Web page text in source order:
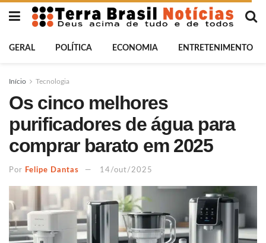
GERAL POLÍTICA ECONOMIA ENTRETENIMENTO
Início Tecnologia
Os cinco melhores
purificadores de água para
comprar barato em 2025
Por Felipe Dantas 14/out/2025